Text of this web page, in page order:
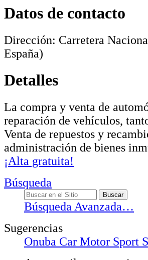
Datos de contacto
Dirección: Carretera
España)
Detalles
La compra y venta de
reparación de vehículos,
Venta de repuestos y
administración de bienes
¡Alta gratuita!
Búsqueda
Búsqueda Avanzada…
Sugerencias
Onuba Car Motor Sport